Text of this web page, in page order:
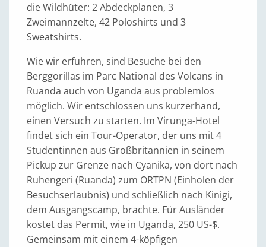
die Wildhüter: 2 Abdeckplanen, 3
Zweimannzelte, 42 Poloshirts und 3
Sweatshirts.
Wie wir erfuhren, sind Besuche bei den
Berggorillas im Parc National des Volcans in
Ruanda auch von Uganda aus problemlos
möglich. Wir entschlossen uns kurzerhand,
einen Versuch zu starten. Im Virunga-Hotel
findet sich ein Tour-Operator, der uns mit 4
Studentinnen aus Großbritannien in seinem
Pickup zur Grenze nach Cyanika, von dort nach
Ruhengeri (Ruanda) zum ORTPN (Einholen der
Besuchserlaubnis) und schließlich nach Kinigi,
dem Ausgangscamp, brachte. Für Ausländer
kostet das Permit, wie in Uganda, 250 US-$.
Gemeinsam mit einem 4-köpfigen